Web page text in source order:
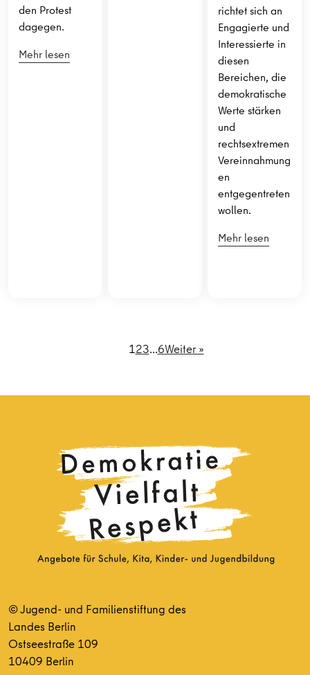
den Protest
dagegen.
Mehr lesen
richtet sich an
Engagierte und
Interessierte in
diesen
Bereichen, die
demokratische
Werte stärken
und
rechtsextremen
Vereinnahmung
en
entgegentreten
wollen.
Mehr lesen
123…6Weiter »
© Jugend- und Familienstiftung des
Landes Berlin
Ostseestraße 109
10409 Berlin